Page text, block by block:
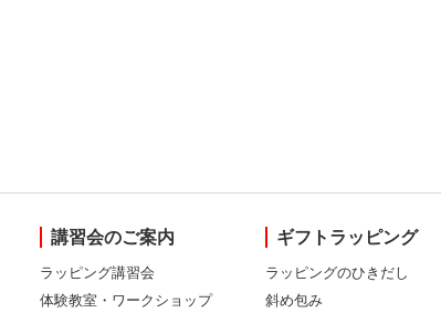
講習会のご案内
ラッピング講習会
体験教室・ワークショップ
ギフトラッピング
ラッピングのひきだし
斜め包み